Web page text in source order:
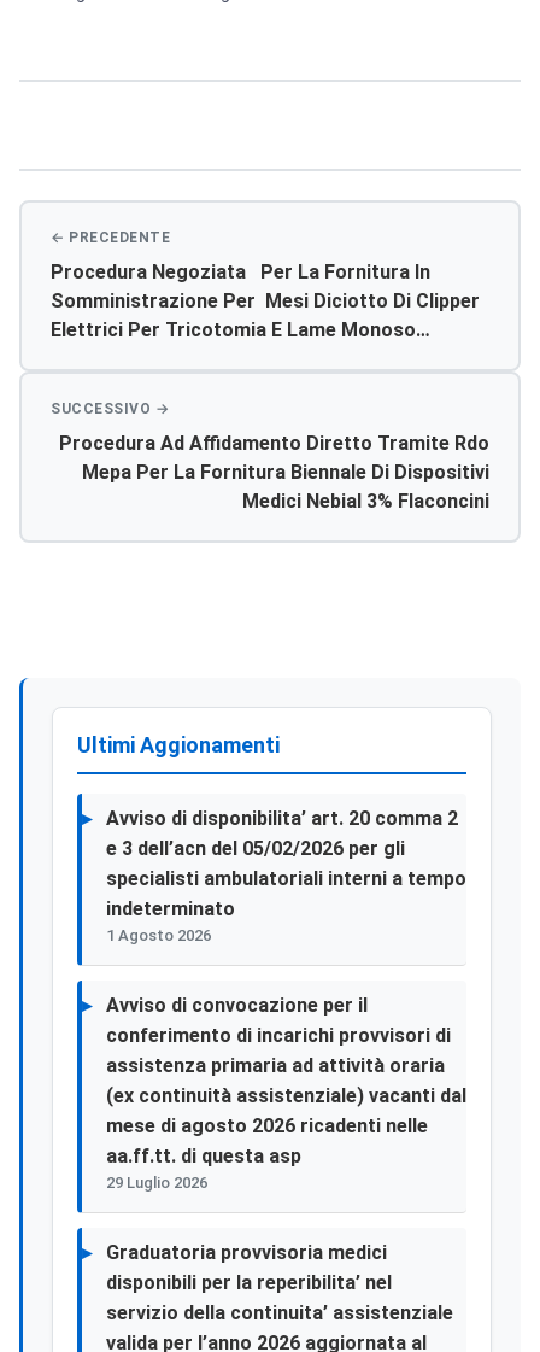
Procedura Negoziata Per La Fornitura In
Somministrazione Per Mesi Diciotto Di Clipper
Elettrici Per Tricotomia E Lame Monoso
Procedura Ad Affidamento Diretto Tramite Rdo
Mepa Per La Fornitura Biennale Di Dispositivi
Medici Nebial 3% Flaconcini
Ultimi Aggionamenti
Avviso di disponibilita’ art. 20 comma 2
e 3 dell’acn del 05/02/2026 per gli
specialisti ambulatoriali interni a tempo
indeterminato
1 Agosto 2026
Avviso di convocazione per il
conferimento di incarichi provvisori di
assistenza primaria ad attività oraria
(ex continuità assistenziale) vacanti dal
mese di agosto 2026 ricadenti nelle
aa.ff.tt. di questa asp
29 Luglio 2026
Graduatoria provvisoria medici
disponibili per la reperibilita’ nel
servizio della continuita’ assistenziale
valida per l’anno 2026 aggiornata al